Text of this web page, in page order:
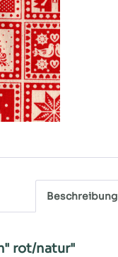
Beschreibung
rot/natur"